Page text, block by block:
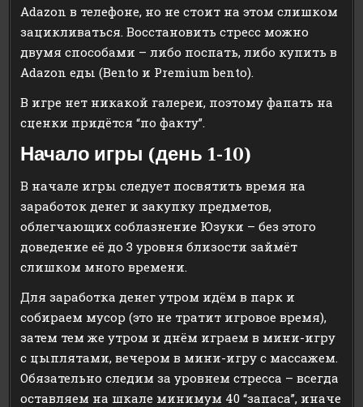
Adazon в телефоне, но не стоит на этом слишком
зацикливаться. Восстановить стресс можно
двумя способами – либо поспать, либо купить в
Adazon еды (Bento и Premium bento).
В игре нет никакой галереи, поэтому фапать на
сценки придётся “по факту”.
Начало игры (день 1-10)
В начале игры следует посвятить время на
заработок денег и закупку предметов,
облегчающих соблазнение Юзуки – без этого
доведение её до 3 уровня близости займёт
слишком много времени.
Для заработка денег утром идём в парк и
собираем мусор (это не тратит игровое время),
затем тем же утром и днём играем в мини-игру
с цыплятами, вечером в мини-игру с массажем.
Обязательно следим за уровнем стресса – всегда
оставляем на шкале минимум 40 “запаса”, иначе